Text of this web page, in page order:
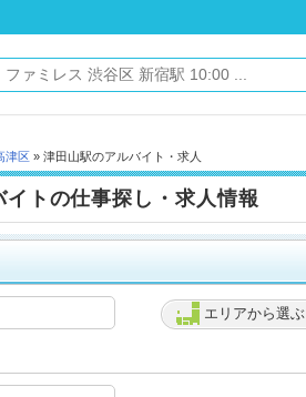
津区 » 津田山駅のアルバイト・求人
トの仕事探し・求人情報
エリアから選ぶ